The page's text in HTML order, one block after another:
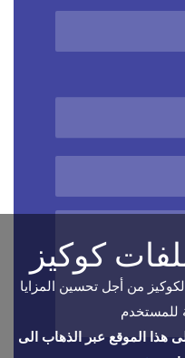
كوكيز
من أجل تحسين المزايا
للمستخدم
هذا الموقع عبر الذهاب الى